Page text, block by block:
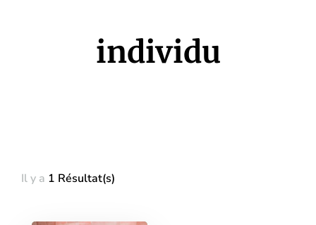
individu
Il y a 1 Résultat(s)